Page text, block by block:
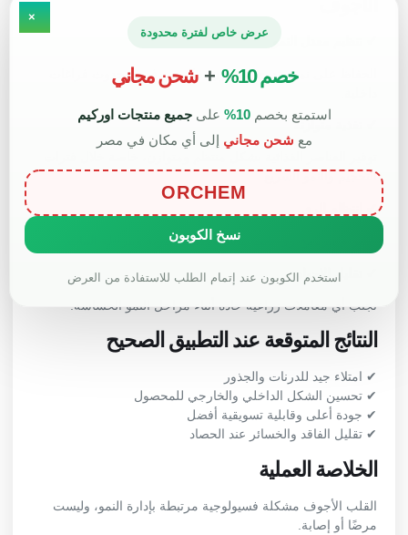
الحفاظ على نمو متدرج ومتوازن يقلل من فرص حدوث فراغات
✔ تغذية متوازنة
التحجيم والنمو السريع.
الالتزام ببرنامج ري ثابت يناسب طبيعة التربة ومرحلة النبات.
✔ تقليل الإجهاد
تجنب أي معاملات زراعية حادة أثناء مراحل النمو الحساسة.
النتائج المتوقعة عند التطبيق الصحيح
✔ امتلاء جيد للدرنات والجذور
✔ تحسين الشكل الداخلي والخارجي للمحصول
✔ جودة أعلى وقابلية تسويقية أفضل
✔ تقليل الفاقد والخسائر عند الحصاد
الخلاصة العملية
القلب الأجوف مشكلة فسيولوجية مرتبطة بإدارة النمو، وليست
مرضًا أو إصابة.
×
عرض خاص لفترة محدودة
خصم 10% + شحن مجاني
استمتع بخصم10% علىجميع منتجات اوركيم
مع شحن مجاني إلى أي مكان في مصر
نسخ الكوبون
ORCHEM
استخدم الكوبون عند إتمام الطلب للاستفادة من العرض